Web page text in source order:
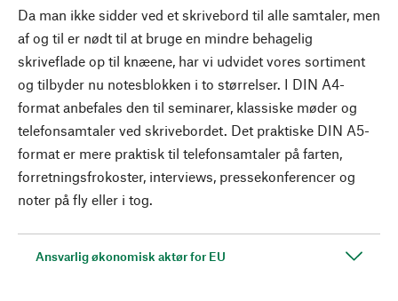
Da man ikke sidder ved et skrivebord til alle samtaler, men
af og til er nødt til at bruge en mindre behagelig
skriveflade op til knæene, har vi udvidet vores sortiment
og tilbyder nu notesblokken i to størrelser. I DIN A4-
format anbefales den til seminarer, klassiske møder og
telefonsamtaler ved skrivebordet. Det praktiske DIN A5-
format er mere praktisk til telefonsamtaler på farten,
forretningsfrokoster, interviews, pressekonferencer og
noter på fly eller i tog.
Ansvarlig økonomisk aktør for EU